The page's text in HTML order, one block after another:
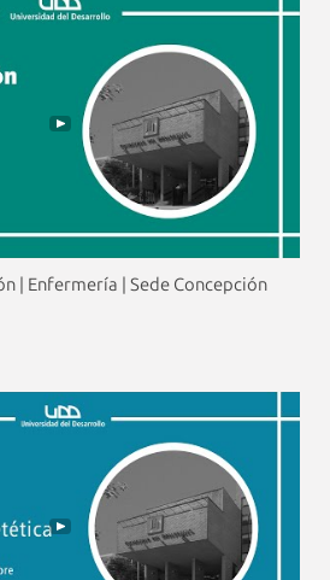
| Enfermería | Sede Concepción